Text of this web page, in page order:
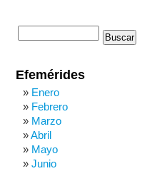
Efemérides
Enero
Febrero
Marzo
Abril
Mayo
Junio